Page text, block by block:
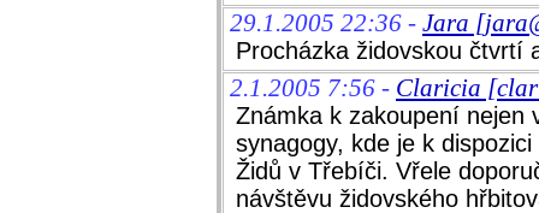
29.1.2005 22:36 - Jara
Procházka židovskou čtvrtí
2.1.2005 7:56 - Claricia
Známka k zakoupení nejen
synagogy, kde je k
Židů v Třebíči. Vřele
návštěvu židovského